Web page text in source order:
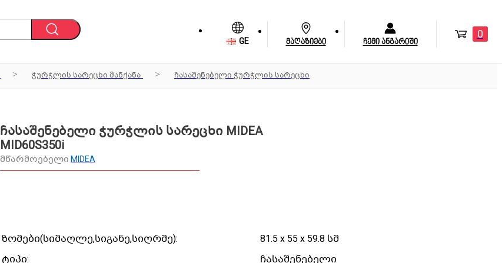
GE მაღაზიები ჩემი ანგარიში
0
ჭურჭლის სარეცხი მანქანა ჩასაშენებელი ჭურჭლის სარეცხი
ჩასაშენებელი ჭურჭლის სარეცხი MIDEA
MID60S350i
მწარმოებელი MIDEA
ზომები(სიმაღლე,სიგანე,სიღრმე):
81.5 x 55 x 59.8 სმ
ტიპი:
ჩასაშენებელი